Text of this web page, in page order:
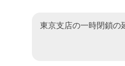
東京支店の一時閉鎖の